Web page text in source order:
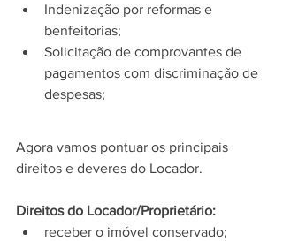
Indenização por reformas e
benfeitorias;
Solicitação de comprovantes de
pagamentos com discriminação de
despesas;
Agora vamos pontuar os principais
direitos e deveres do Locador.
Direitos do Locador/Proprietário:
receber o imóvel conservado;